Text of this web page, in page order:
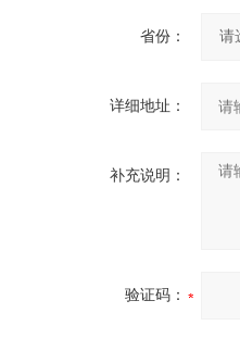
省份：
详细地址：
补充说明：
验证码：